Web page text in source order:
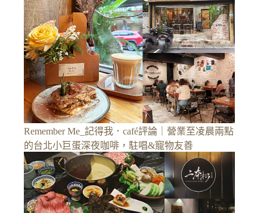
Remember Me_記得我．café評論｜營業至凌晨兩點
的台北小巨蛋深夜咖啡，駐唱&寵物友善